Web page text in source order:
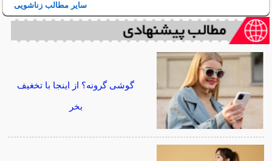
سایر مطالب زناشویی
گوشی گرونه؟ از اینجا با تخغیف
بخر